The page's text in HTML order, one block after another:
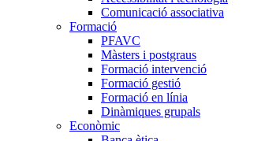
Comunicació associativa
Formació
PFAVC
Màsters i postgraus
Formació intervenció
Formació gestió
Formació en línia
Dinàmiques grupals
Econòmic